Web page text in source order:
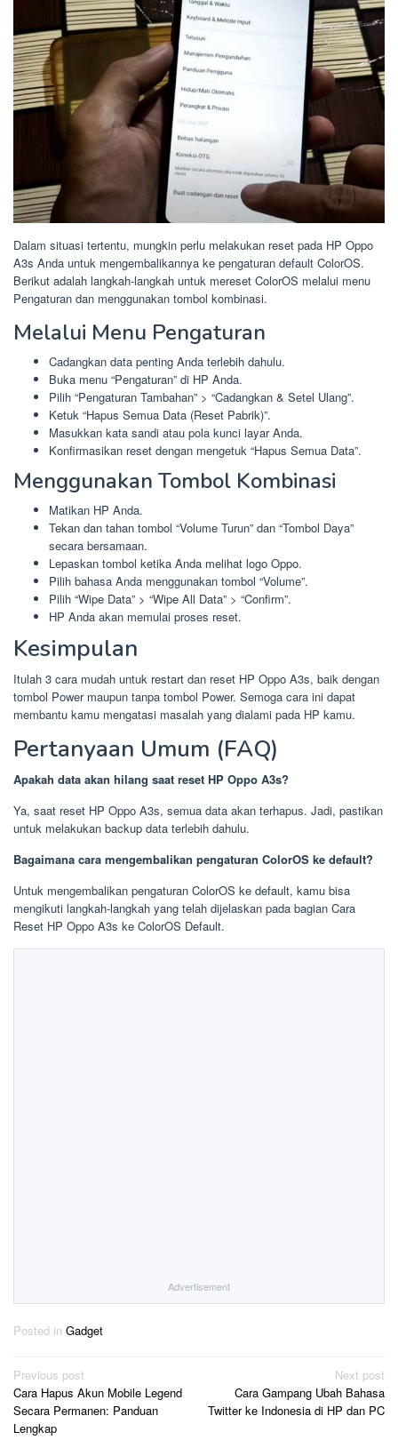
Dalam situasi tertentu, mungkin perlu melakukan reset pada HP Oppo
A3s Anda untuk mengembalikannya ke pengaturan default ColorOS.
Berikut adalah langkah-langkah untuk mereset ColorOS melalui menu
Pengaturan dan menggunakan tombol kombinasi.
Melalui Menu Pengaturan
Cadangkan data penting Anda terlebih dahulu.
Buka menu “Pengaturan” di HP Anda.
Pilih “Pengaturan Tambahan” > “Cadangkan & Setel Ulang”.
Ketuk “Hapus Semua Data (Reset Pabrik)”.
Masukkan kata sandi atau pola kunci layar Anda.
Konfirmasikan reset dengan mengetuk “Hapus Semua Data”.
Menggunakan Tombol Kombinasi
Matikan HP Anda.
Tekan dan tahan tombol “Volume Turun” dan “Tombol Daya”
secara bersamaan.
Lepaskan tombol ketika Anda melihat logo Oppo.
Pilih bahasa Anda menggunakan tombol “Volume”.
Pilih “Wipe Data” > “Wipe All Data” > “Confirm”.
HP Anda akan memulai proses reset.
Kesimpulan
Itulah 3 cara mudah untuk restart dan reset HP Oppo A3s, baik dengan
tombol Power maupun tanpa tombol Power. Semoga cara ini dapat
membantu kamu mengatasi masalah yang dialami pada HP kamu.
Pertanyaan Umum (FAQ)
Apakah data akan hilang saat reset HP Oppo A3s?
Ya, saat reset HP Oppo A3s, semua data akan terhapus. Jadi, pastikan
untuk melakukan backup data terlebih dahulu.
Bagaimana cara mengembalikan pengaturan ColorOS ke default?
Untuk mengembalikan pengaturan ColorOS ke default, kamu bisa
mengikuti langkah-langkah yang telah dijelaskan pada bagian Cara
Reset HP Oppo A3s ke ColorOS Default.
Advertisement
Posted in Gadget
Post
navigation
Previous post
Cara Hapus Akun Mobile Legend
Secara Permanen: Panduan
Lengkap
Next post
Cara Gampang Ubah Bahasa
Twitter ke Indonesia di HP dan PC